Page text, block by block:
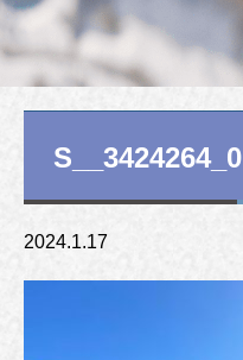
S__3424264_0
2024.1.17